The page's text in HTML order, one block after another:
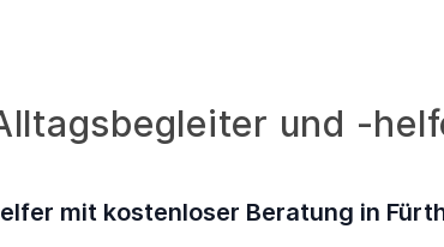
und -
mit kostenloser Beratung in